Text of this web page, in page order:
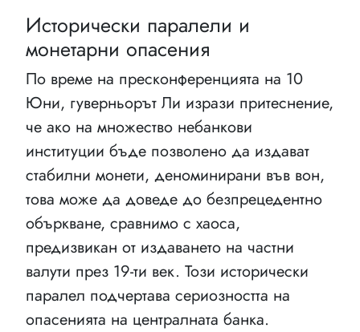
Исторически паралели и
монетарни опасения
По време на пресконференцията на 10
Юни, гуверньорът Ли изрази притеснение,
че ако на множество небанкови
институции бъде позволено да издават
стабилни монети, деноминирани във вон,
това може да доведе до безпрецедентно
объркване, сравнимо с хаоса,
предизвикан от издаването на частни
валути през 19-ти век. Този исторически
паралел подчертава сериозността на
опасенията на централната банка.